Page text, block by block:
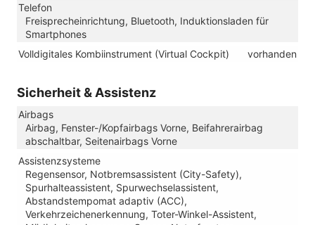
Telefon
Freisprecheinrichtung, Bluetooth, Induktionsladen für
Smartphones
Volldigitales Kombiinstrument (Virtual Cockpit)
vorhanden
Sicherheit & Assistenz
Airbags
Airbag, Fenster-/Kopfairbags Vorne, Beifahrerairbag
abschaltbar, Seitenairbags Vorne
Assistenzsysteme
Regensensor, Notbremsassistent (City-Safety),
Spurhalteassistent, Spurwechselassistent,
Abstandstempomat adaptiv (ACC),
Verkehrzeichenerkennung, Toter-Winkel-Assistent,